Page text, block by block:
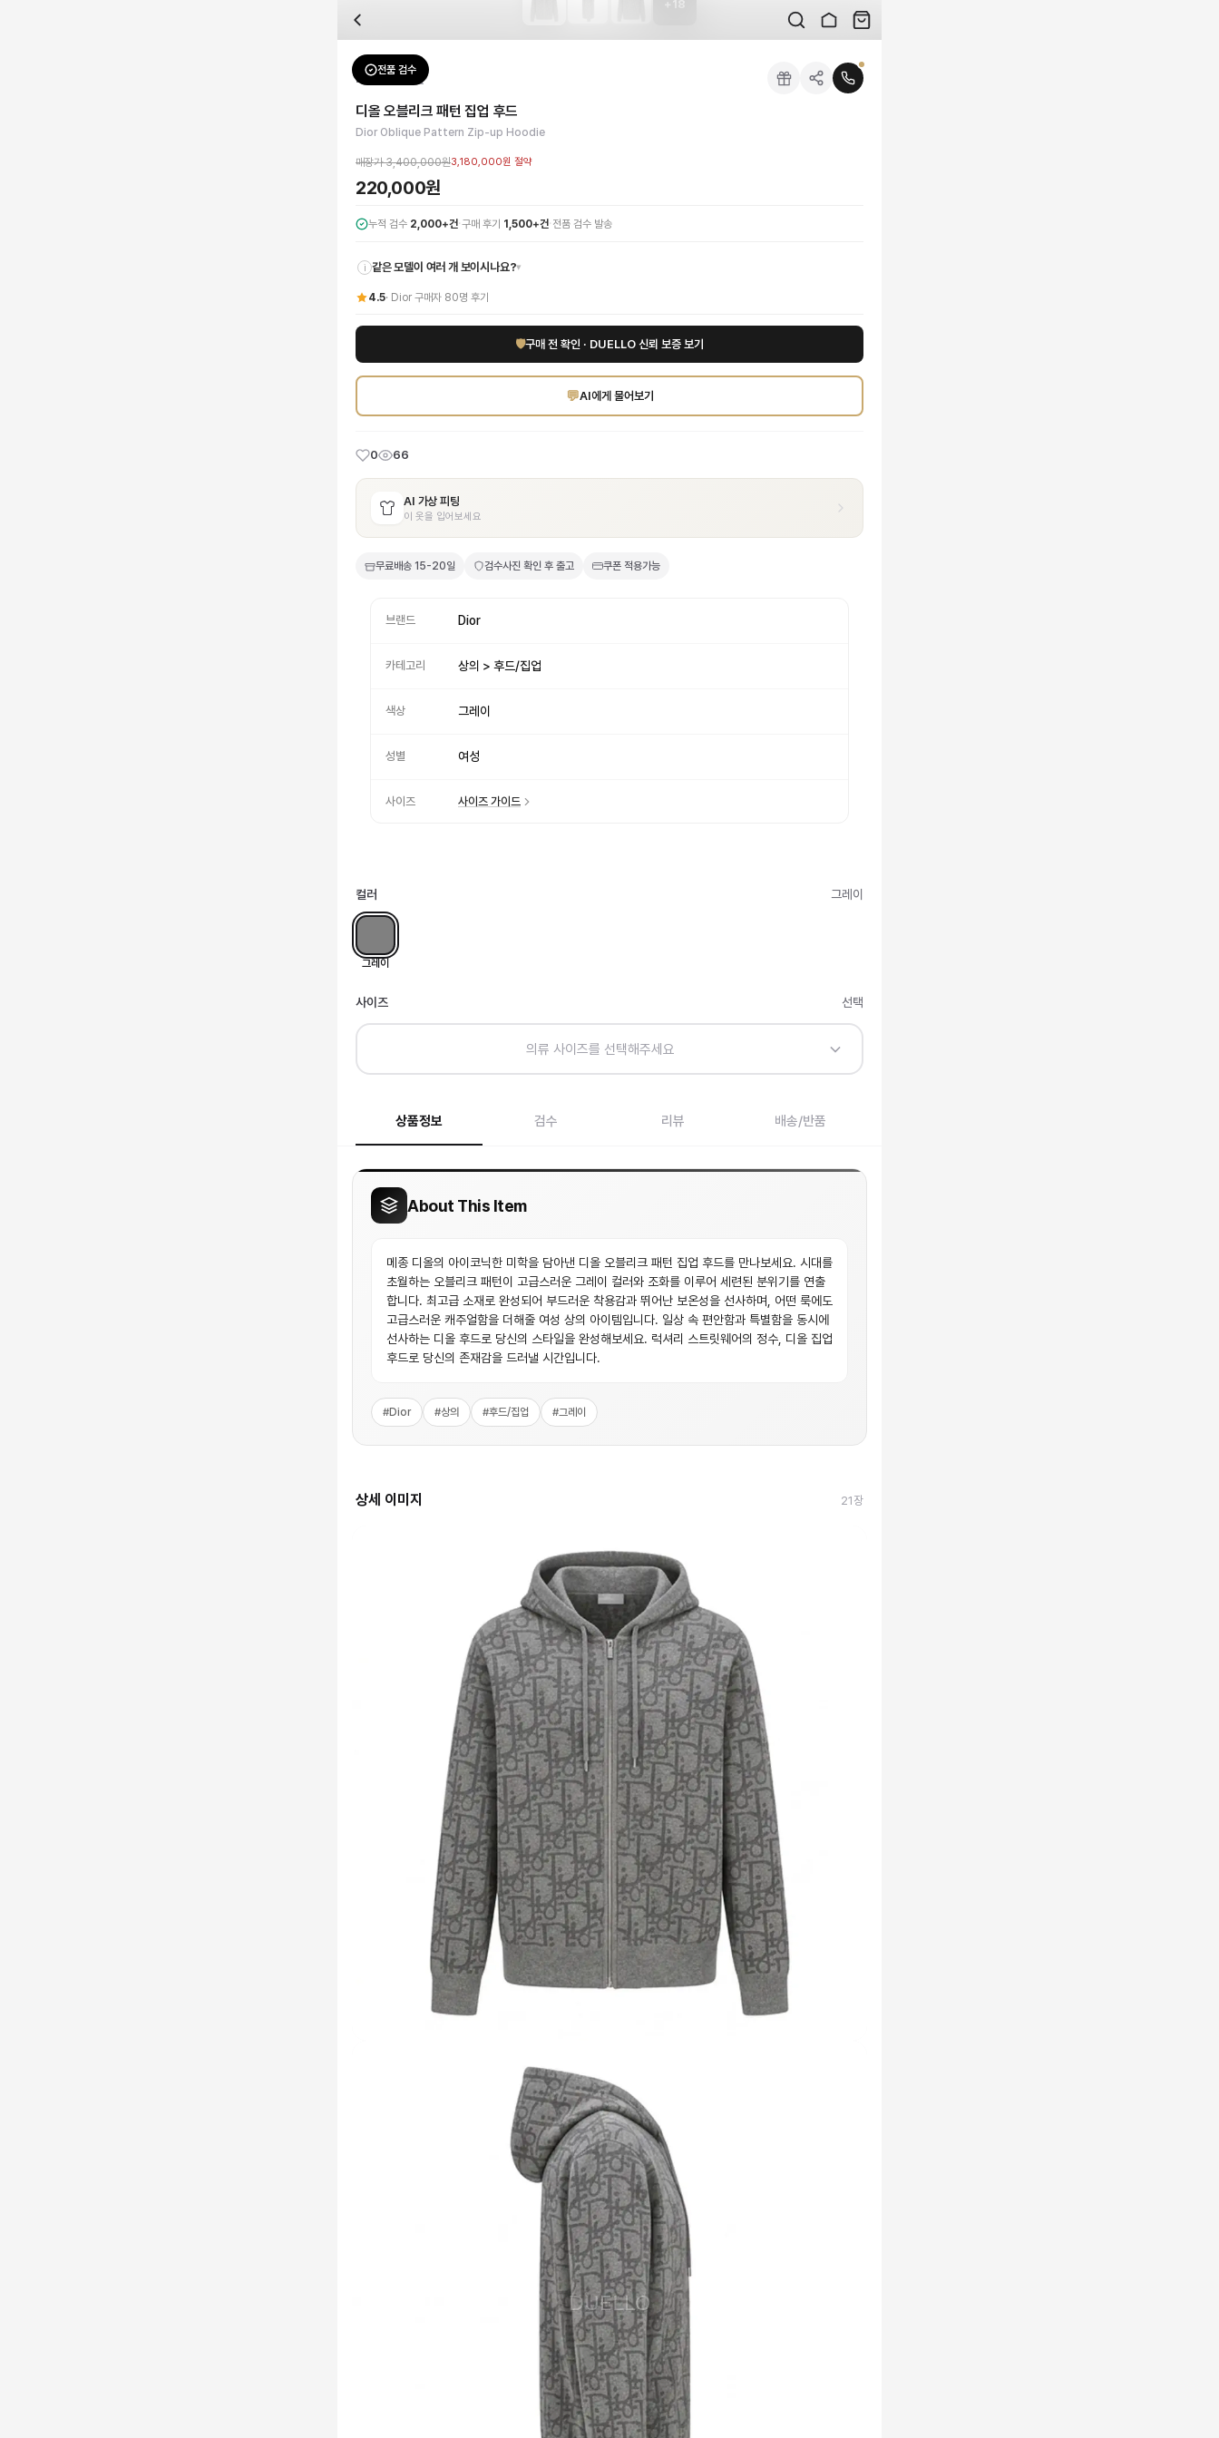
전문 스태프가 실물 상품을 직접 확인한 후 검수 사진을 제공합니다. 가죽 재질, 로고 각인, 스티치 간격, 하드웨어 색상, 내부 마감을 확인하며, 상품당 평균 4~8장의 검수 사진을 받아보실 수 있습니다.
수령 후 7일 이내 신청하시면 상품 하자, 사이즈 불일치, 고객 변심 모두 교환·반품이 가능합니다. 고객 변심 시 반품 배송비는 고객 부담이며, 상품 하자 시에는 무료입니다.
네, 쿠폰과 적립금을 결제 시 함께 사용하실 수 있습니다. 적립금은 1,000원 이상부터 사용 가능합니다.
상품 상세의 사이즈 정보를 참고해 선택하시고, 사이즈 선택이 어려우시면 카카오톡 1:1 상담으로 체형에 맞는 사이즈를 안내받으실 수 있습니다.
메종 디올의 아이코닉한 미학을 담아낸 디올 오블리크 패턴 집업 후드를 만나보세요. 시대를 초월하는 오블리크 패턴이 고급스러운 그레이 컬러와 조화를 이루어 세련된 분위기를 연출합니다. 최고급 소재로 완성되어 부드러운 착용감과 뛰어난
을 DUELLO에서 만나보세요. 고퀄리티 하이엔드 인증 상품. 무료배송.
18
전품 검수
Dior 후드/집업
디올 오블리크 패턴 집업 후드
Dior Oblique Pattern Zip-up Hoodie
매장가3,400,000원3,180,000원 절약
220,000원
누적 검수 2,000+건·구매 후기 1,500+건· 전품 검수 발송
i 같은 모델이 여러 개 보이시나요?▾
4.5· Dior 구매자 80명 후기
🛡구매 전 확인 · DUELLO 신뢰 보증 보기
💬AI에게 물어보기
0 66
AI 가상 피팅
이 옷을 입어보세요
무료배송 15-20일 검수사진 확인 후 출고 쿠폰 적용가능
브랜드 Dior
카테고리 상의 > 후드/집업
색상 그레이
성별 여성
사이즈 사이즈 가이드
컬러 그레이
그레이
사이즈 선택
의류 사이즈를 선택해주세요
상품정보 검수 리뷰 배송/반품
About This Item
메종 디올의 아이코닉한 미학을 담아낸 디올 오블리크 패턴 집업 후드를 만나보세요. 시대를
초월하는 오블리크 패턴이 고급스러운 그레이 컬러와 조화를 이루어 세련된 분위기를 연출
합니다. 최고급 소재로 완성되어 부드러운 착용감과 뛰어난 보온성을 선사하며, 어떤 룩에도
고급스러운 캐주얼함을 더해줄 여성 상의 아이템입니다. 일상 속 편안함과 특별함을 동시에
선사하는 디올 후드로 당신의 스타일을 완성해보세요. 럭셔리 스트릿웨어의 정수, 디올 집업
후드로 당신의 존재감을 드러낼 시간입니다.
#Dior #상의 #후드/집업 #그레이
상세 이미지 21 장